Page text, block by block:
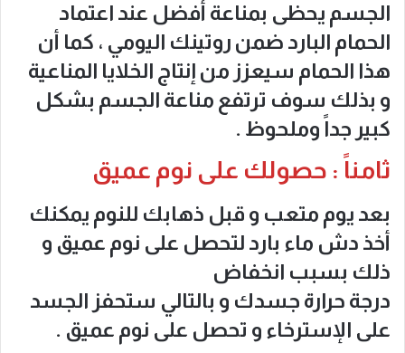
الجسم يحظى بمناعة أفضل عند اعتماد
الحمام البارد ضمن روتينك اليومي ، كما أن
هذا الحمام سيعزز من إنتاج الخلايا المناعية
و بذلك سوف ترتفع مناعة الجسم بشكل
كبير جداً وملحوظ .
ثامناً : حصولك على نوم عميق
بعد يوم متعب و قبل ذهابك للنوم يمكنك
أخذ دش ماء بارد لتحصل على نوم عميق و
ذلك بسبب انخفاض
درجة حرارة جسدك و بالتالي ستحفز الجسد
على الإسترخاء و تحصل على نوم عميق .